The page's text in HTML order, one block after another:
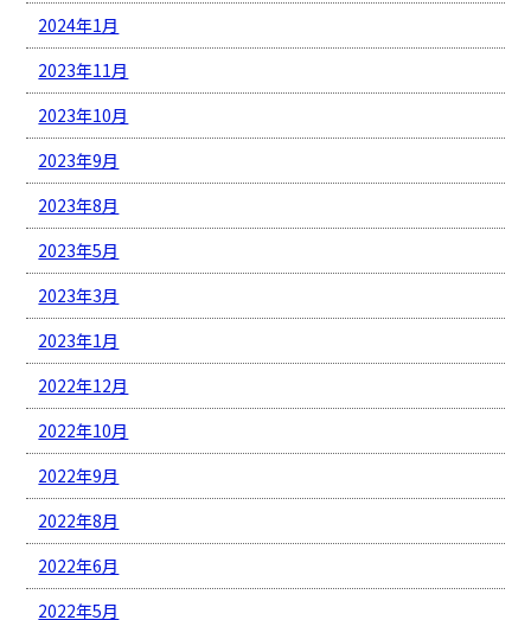
2024年1月
2023年11月
2023年10月
2023年9月
2023年8月
2023年5月
2023年3月
2023年1月
2022年12月
2022年10月
2022年9月
2022年8月
2022年6月
2022年5月